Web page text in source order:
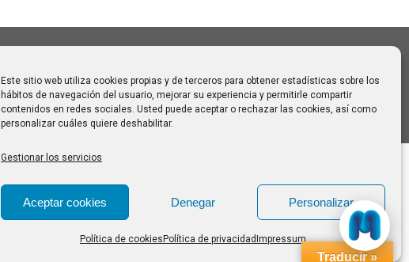
Este sitio web utiliza cookies propias y de terceros para obtener estadísticas sobre los
hábitos de navegación del usuario, mejorar su experiencia y permitirle compartir
contenidos en redes sociales. Usted puede aceptar o rechazar las cookies, así como
personalizar cuáles quiere deshabilitar.
Gestionar los servicios
Aceptar cookies Denegar Personalizar
Política de cookies Política de privacidad Impressum
Traducir »